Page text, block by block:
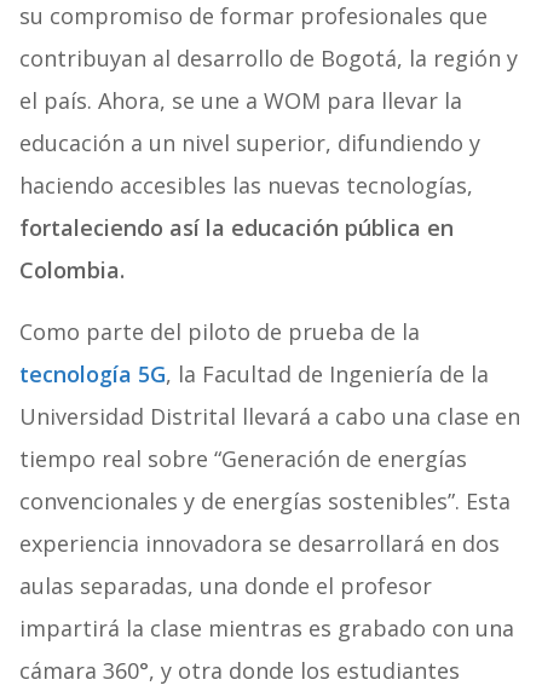
su compromiso de formar profesionales que
contribuyan al desarrollo de Bogotá, la región y
el país. Ahora, se une a WOM para llevar la
educación a un nivel superior, difundiendo y
haciendo accesibles las nuevas tecnologías,
fortaleciendo así la educación pública en
Colombia.
Como parte del piloto de prueba de la
tecnología 5G, la Facultad de Ingeniería de la
Universidad Distrital llevará a cabo una clase en
tiempo real sobre “Generación de energías
convencionales y de energías sostenibles”. Esta
experiencia innovadora se desarrollará en dos
aulas separadas, una donde el profesor
impartirá la clase mientras es grabado con una
cámara 360°, y otra donde los estudiantes